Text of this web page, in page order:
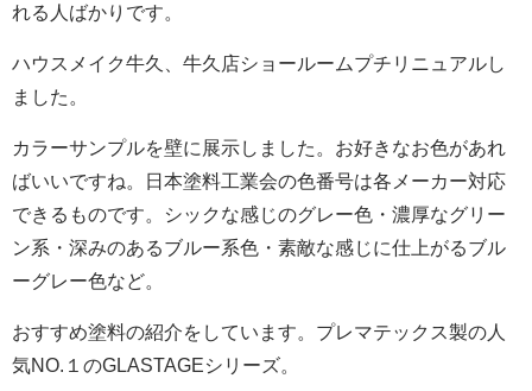
れる人ばかりです。
ハウスメイク牛久、牛久店ショールームプチリニュアルし
ました。
カラーサンプルを壁に展示しました。お好きなお色があれ
ばいいですね。日本塗料工業会の色番号は各メーカー対応
できるものです。シックな感じのグレー色・濃厚なグリー
ン系・深みのあるブルー系色・素敵な感じに仕上がるブル
ーグレー色など。
おすすめ塗料の紹介をしています。プレマテックス製の人
気NO.１のGLASTAGEシリーズ。